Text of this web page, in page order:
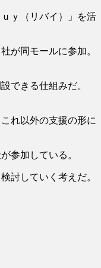
ｙ（リバイ）」を活
が同モールに参加。
できる仕組みだ。
れ以外の支援の形に
参加している。
討していく考えだ。